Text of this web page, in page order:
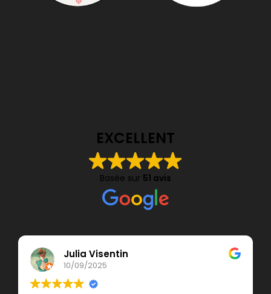
EXCELLENT
Basée sur 51 avis
Julia Visentin
10/09/2025